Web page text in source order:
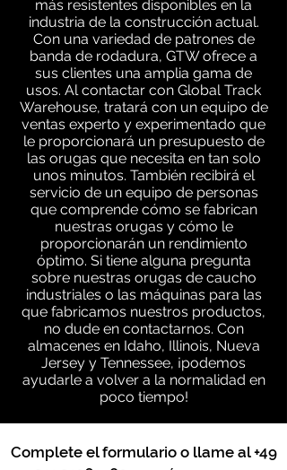
más resistentes disponibles en la
industria de la construcción actual.
Con una variedad de patrones de
banda de rodadura, GTW ofrece a
sus clientes una amplia gama de
usos. Al contactar con Global Track
Warehouse, tratará con un equipo de
ventas experto y experimentado que
le proporcionará un presupuesto de
las orugas que necesita en tan solo
unos minutos. También recibirá el
servicio de un equipo de personas
que comprende cómo se fabrican
nuestras orugas y cómo le
proporcionarán un rendimiento
óptimo. Si tiene alguna pregunta
sobre nuestras orugas de caucho
industriales o las máquinas para las
que fabricamos nuestros productos,
no dude en contactarnos. Con
almacenes en Idaho, Illinois, Nueva
Jersey y Tennessee, ¡podemos
ayudarle a volver a la normalidad en
poco tiempo!
Complete el formulario o llame al+49